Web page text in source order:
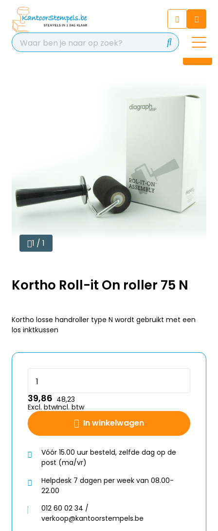
Chat 24/7 met onze chatbot
voor hulp
Contact
1 / 1
Kortho Roll-it On roller 75 N
Kortho losse handroller type N wordt gebruikt met een
los inktkussen
In winkelwagen
39,86
Excl. btw
48,23
Incl. btw
Vóór 15.00 uur besteld, zelfde dag op de
post (ma/vr)
Helpdesk 7 dagen per week van 08.00-
22.00
012 60 02 34 /
verkoop@kantoorstempels.be